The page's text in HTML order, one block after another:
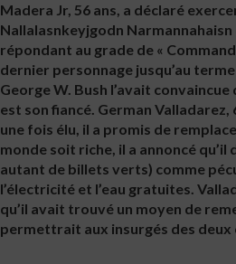
Madera Jr, 56 ans, a déclaré
Nallalasnkeyjgodn
répondant au grade de «
dernier personnage jusqu’au
George W. Bush l’avait
est son fiancé. German
une fois élu, il a promis de
monde soit riche, il a annoncé
autant de billets verts) comme
l’électricité et l’eau gratuites.
qu’il avait trouvé un moyen de
permettrait aux insurgés des deux